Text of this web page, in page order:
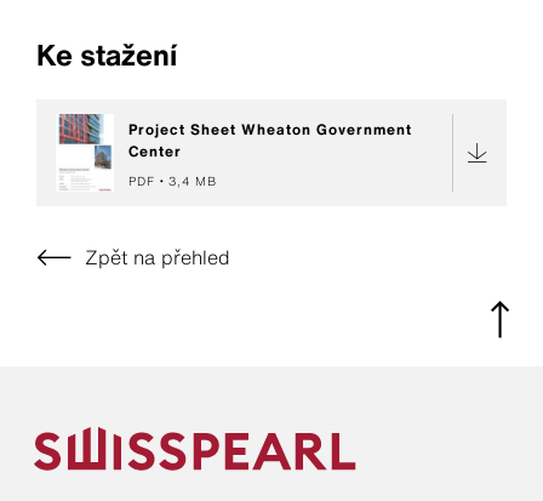
Ke stažení
Project Sheet Wheaton Government
Center
PDF 3,4 MB
Zpět na přehled